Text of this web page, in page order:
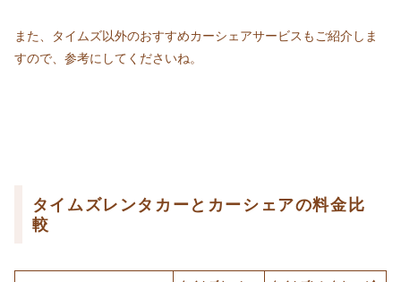
また、タイムズ以外のおすすめカーシェアサービスもご紹介しま
すので、参考にしてくださいね。
タイムズレンタカーとカーシェアの料金比
較